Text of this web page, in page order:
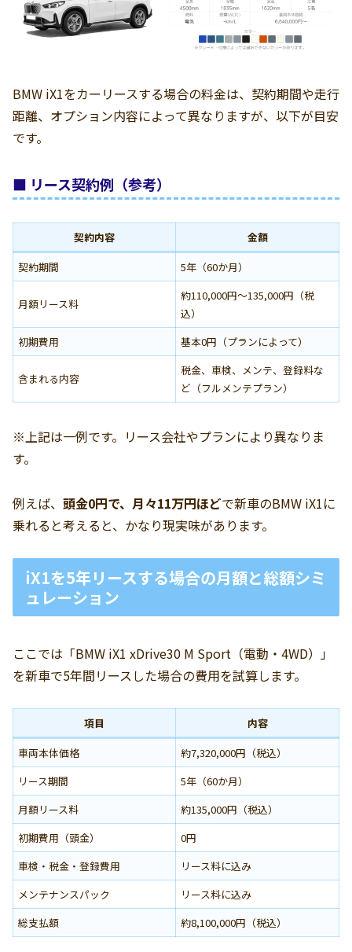
BMW iX1をカーリースする場合の料金は、契約期間や走行
距離、オプション内容によって異なりますが、以下が目安
です。
■ リース契約例（参考）
契約内容
金額
契約期間
5年（60か月）
月額リース料
約110,000円〜135,000円（税
込）
初期費用
基本0円（プランによって）
含まれる内容
税金、車検、メンテ、登録料な
ど（フルメンテプラン）
※上記は一例です。リース会社やプランにより異なりま
す。
例えば、 頭金0円で、月々11万円ほどで新車のBMW iX1に
乗れると考えると、かなり現実味があります。
iX1を5年リースする場合の月額と総額シミ
ュレーション
ここでは「BMW iX1 xDrive30 M Sport（電動・4WD）」
を新車で5年間リースした場合の費用を試算します。
項目
内容
車両本体価格
約7,320,000円（税込）
リース期間
5年（60か月）
月額リース料
約135,000円（税込）
初期費用（頭金）
0円
車検・税金・登録費用
リース料に込み
メンテナンスパック
リース料に込み
総支払額
約8,100,000円（税込）